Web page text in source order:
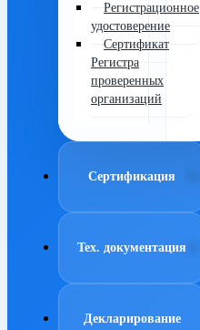
Регистрационное
удостоверение
Сертификат
Регистра
проверенных
организаций
Сертификация
Тех. документация
Декларирование